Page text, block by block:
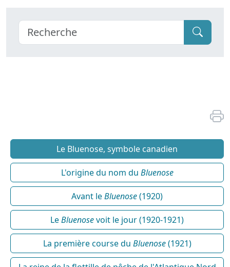
Le Bluenose, symbole canadien
L'origine du nom du Bluenose
Avant leBluenose(1920)
LeBluenosevoit le jour (1920-1921)
La première course du Bluenose(1921)